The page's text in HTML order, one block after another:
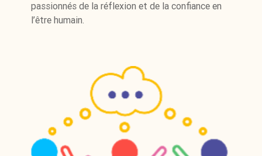
passionnés de la réflexion et de la confiance en
l’être humain.